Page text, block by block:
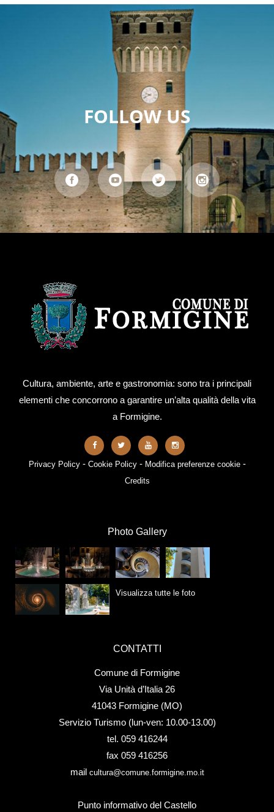
FOLLOW US
Cultura, ambiente, arte e gastronomia: sono tra i principali
elementi che concorrono a garantire un’alta qualità della vita
a Formigine.
Privacy Policy- Cookie Policy- Modifica preferenze cookie-
Credits
Photo Gallery
Visualizza tutte le foto
CONTATTI
Comune di Formigine
Via Unità d’Italia 26
41043 Formigine (MO)
Servizio Turismo (lun-ven: 10.00-13.00)
tel. 059 416244
fax 059 416256
mail cultura@comune.formigine.mo.it
Punto informativo del Castello